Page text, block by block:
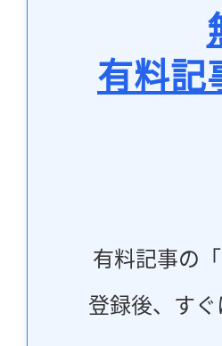
有料記
有料記事の
登録後、す